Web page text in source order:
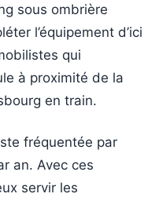
sous ombrière
l’équipement d’ici
qui
à proximité de la
en train.
fréquentée par
an. Avec ces
servir les